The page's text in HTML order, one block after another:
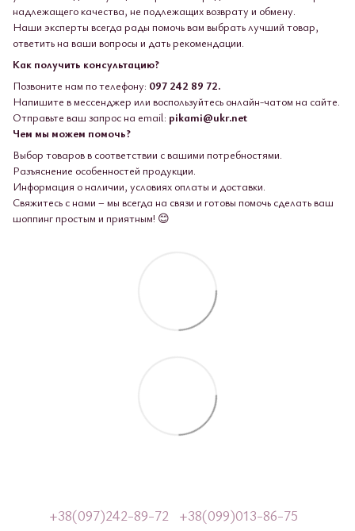
надлежащего качества, не подлежащих возврату и обмену.
Наши эксперты всегда рады помочь вам выбрать лучший товар,
ответить на ваши вопросы и дать рекомендации.
Как получить консультацию?
Позвоните нам по телефону: 097 242 89 72.
Напишите в мессенджер или воспользуйтесь онлайн-чатом на сайте.
Отправьте ваш запрос на email: pikami@ukr.net
Чем мы можем помочь?
Выбор товаров в соответствии с вашими потребностями.
Разъяснение особенностей продукции.
Информация о наличии, условиях оплаты и доставки.
Свяжитесь с нами – мы всегда на связи и готовы помочь сделать ваш
шоппинг простым и приятным! 😊
+38(097)242-89-72 +38(099)013-86-75